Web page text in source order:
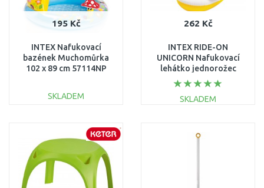
195 Kč
INTEX Nafukovací
bazének Muchomůrka
102 x 89 cm 57114NP
SKLADEM
Porovnat
262 Kč
INTEX RIDE-ON
UNICORN Nafukovací
lehátko jednorožec
57561NP
SKLADEM